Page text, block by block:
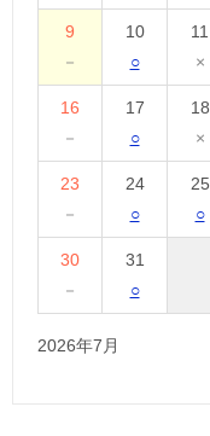
9
－
10
○
11
×
16
－
17
○
18
×
23
－
24
○
25
○
30
－
31
○
2026年7月